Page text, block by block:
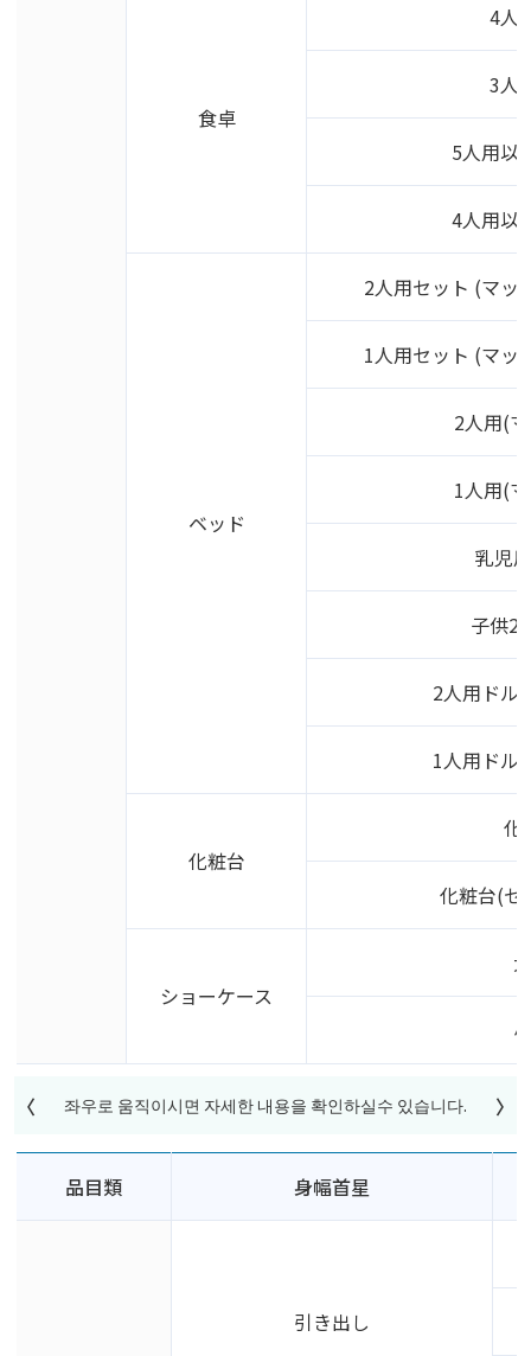
食卓
4人
3人
5人用以
4人用以
ベッド
2人用セット (マッ
1人用セット (マッ
2人用(
1人用(
乳児
子供2
2人用ドル
1人用ドル
化粧台
化
化粧台(セ
ショーケース
品目類 身幅首星
引き出し